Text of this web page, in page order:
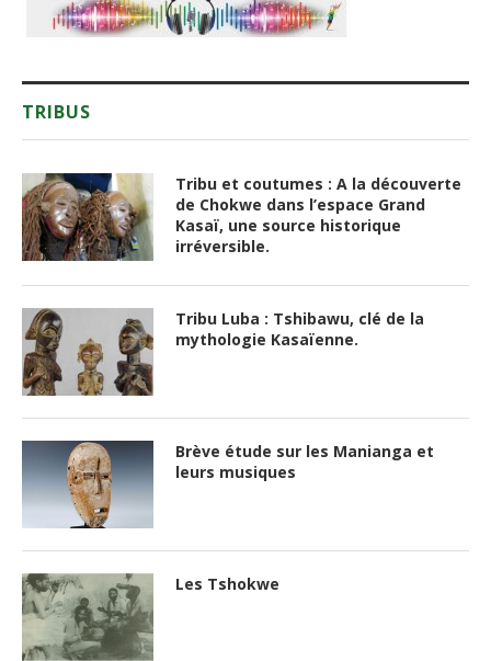
TRIBUS
Tribu et coutumes : A la découverte
de Chokwe dans l’espace Grand
Kasaï, une source historique
irréversible.
Tribu Luba : Tshibawu, clé de la
mythologie Kasaïenne.
Brève étude sur les Manianga et
leurs musiques
Les Tshokwe